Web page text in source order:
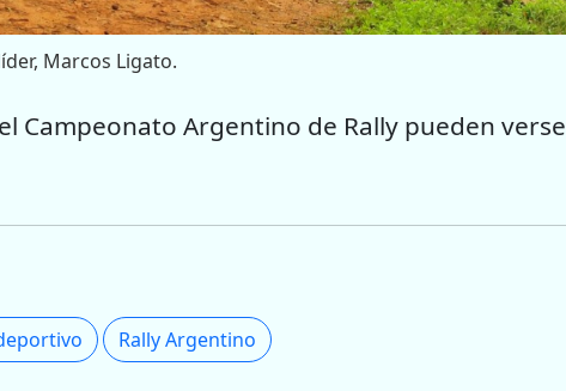
Marcos Ligato.
Campeonato Argentino de Rally pueden verse
Rally Argentino